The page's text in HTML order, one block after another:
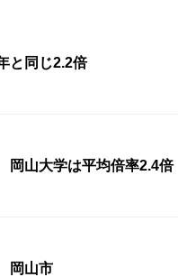
と同じ2.2倍
岡山大学は平均倍率2.4倍
岡山市